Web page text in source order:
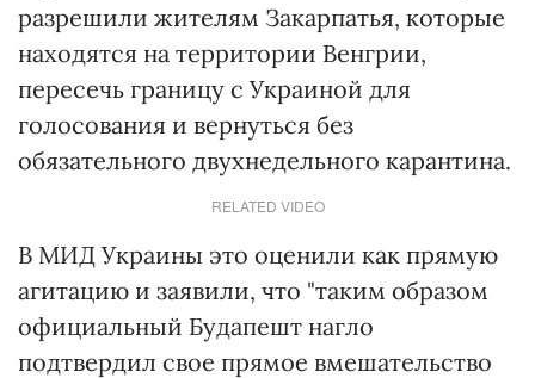
разрешили жителям Закарпатья, которые
находятся на территории Венгрии,
пересечь границу с Украиной для
голосования и вернуться без
обязательного двухнедельного карантина.
RELATED VIDEO
В МИД Украины это оценили как прямую
агитацию и заявили, что "таким образом
официальный Будапешт нагло
подтвердил свое прямое вмешательство